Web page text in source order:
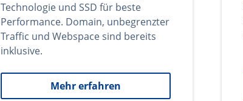
Technologie und SSD für beste
Performance. Domain, unbegrenzter
Traffic und Webspace sind bereits
inklusive.
Mehr erfahren